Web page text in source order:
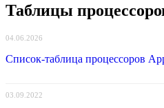
Таблицы
04.06.2026
Список-таблица процессоров
03.09.2022